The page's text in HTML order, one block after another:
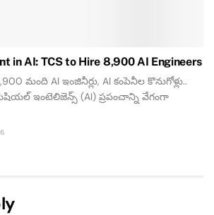
in AI: TCS to Hire 8,900 AI Engineers
మంది AI ఇంజినీర్లు, AI కంపెనీల కొనుగోళ్లు..
ఇంటెలిజెన్స్ (AI) ప్రపంచాన్ని వేగంగా